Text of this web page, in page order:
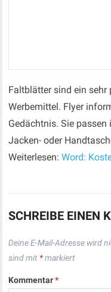
Faltblätter sind ein
Werbemittel. Flyer
Gedächtnis. Sie
Jacken- oder
Weiterlesen:Word:
SCHREIBE EINEN
Deine E-Mail-Adresse wird
sind mit *markiert
Kommentar*